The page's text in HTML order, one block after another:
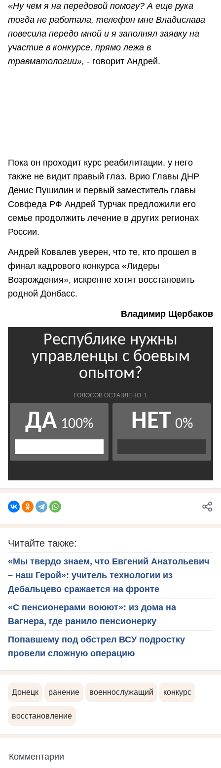
«Ну чем я на передовой помогу? А еще рука
тогда не работала, телефон мне Владислава
повесила передо мной и я заполнял заявку на
участие в конкурсе, прямо лежа в
травматологии», - говорит Андрей.
Пока он проходит курс реабилитации, у него
также не видит правый глаз. Врио Главы ДНР
Денис Пушилин и первый заместитель главы
Совфеда РФ Андрей Турчак предложили его
семье продолжить лечение в других регионах
России.
Андрей Ковалев уверен, что те, кто прошел в
финал кадрового конкурса «Лидеры
Возрождения», искренне хотят восстановить
родной Донбасс.
Владимир Щербаков
Читайте также:
«Мы твердо знаем, что Евгений Анатольевич
– наш Герой»: учитель технологии из
Дебальцево сражается на фронте
«С пенсионерами воюют»: из дома на
Вагнера, где ранило пенсионерку
Попавшему под обстрел ВСУ подростку
провели сложную операцию
Донецк ранение военнослужащий конкурс
восстановление
Комментарии